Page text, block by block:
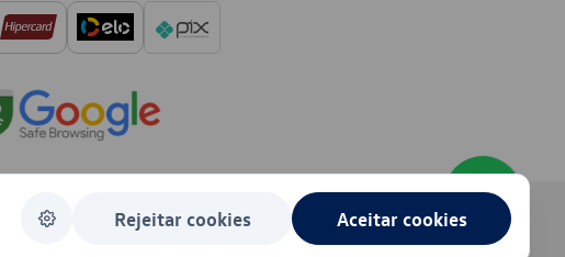
Rejeitar cookies Aceitar cookies